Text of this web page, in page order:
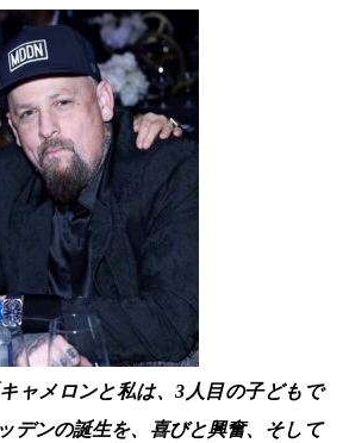
キャメロンと私は、3人目の子どもで
デンの誕生を、喜びと興奮、そして